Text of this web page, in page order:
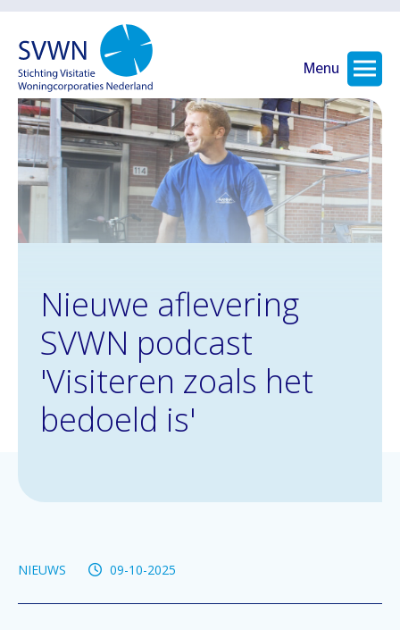
Menu
Nieuwe aflevering
SVWN podcast
'Visiteren zoals het
bedoeld is'
NIEUWS 09-10-2025